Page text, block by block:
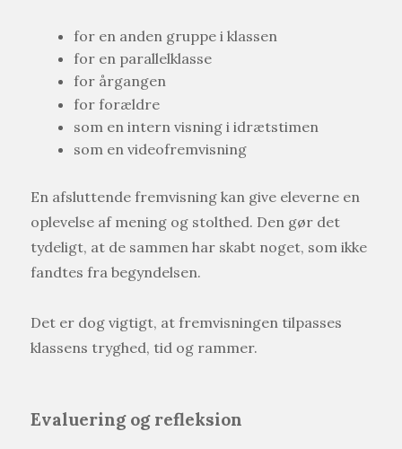
for en anden gruppe i klassen
for en parallelklasse
for årgangen
for forældre
som en intern visning i idrætstimen
som en videofremvisning
En afsluttende fremvisning kan give eleverne en
oplevelse af mening og stolthed. Den gør det
tydeligt, at de sammen har skabt noget, som ikke
fandtes fra begyndelsen.
Det er dog vigtigt, at fremvisningen tilpasses
klassens tryghed, tid og rammer.
Evaluering og refleksion